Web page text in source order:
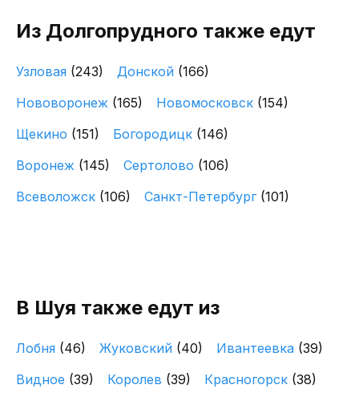
Из Долгопрудного также едут
Узловая (243) Донской (166)
Нововоронеж (165) Новомосковск (154)
Щекино (151) Богородицк (146)
Воронеж (145) Сертолово (106)
Всеволожск (106) Санкт-Петербург (101)
В Шуя также едут из
Лобня (46) Жуковский (40) Ивантеевка (39)
Видное (39) Королев (39) Красногорск (38)